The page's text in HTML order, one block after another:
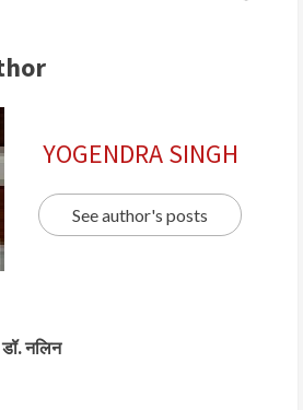
YOGENDRA SINGH
See author's posts
डॉ. नलिन